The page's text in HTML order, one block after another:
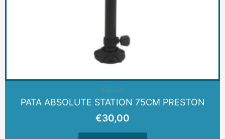
FEEDER
PATA ABSOLUTE STATION 75CM PRESTON
€30,00